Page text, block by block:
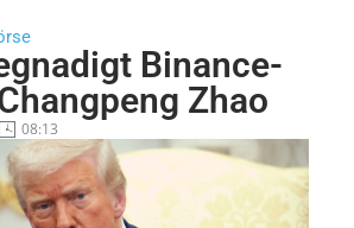
Binance-
Zhao
08:13